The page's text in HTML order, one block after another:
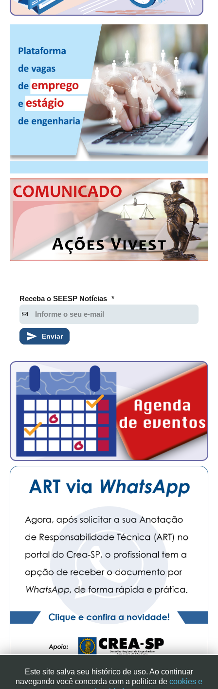
SEESPPREV
CAMPANHAS SALARIAIS
COMUNICAÇÃO
PALAVRA DO MURILO
CONTEÚDO ESPECIAL
JORNAL DO ENGENHEIRO
AGENDA
SEESP NOTÍCIAS
NOTÍCIAS NO WHATSAPP
PUBLICAÇÕES
RELEASES
CONTATO
ASSOCIE-SE
ATUALIZAÇÃO CADASTRAL
NÚCLEO JOVEM
Receba o SEESP Notícias *
Enviar
Este site salva seu histórico de uso. Ao continuar
navegando você concorda com a política de cookies e